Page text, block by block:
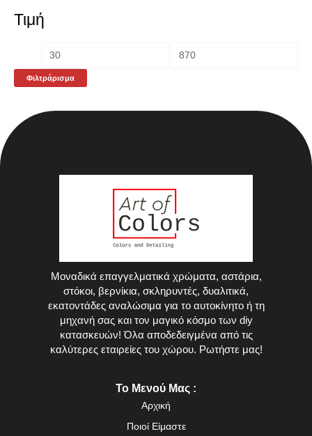
Τιμή
Φιλτράρισμα
Μοναδικά επαγγελματικά χρώματα, αστάρια,
στόκοι, βερνίκια, σκληρυντές, δυαλιτικά,
εκατοντάδες αναλώσιμα για το αυτοκίνητο ή τη
μηχανή σας και τον μαγικό κόσμο των diy
κατασκευών! Όλα αποδεδειγμένα από τις
καλύτερες εταιρείες του χώρου. Ρωτήστε μας!
Το Μενού Μας :
Αρχική
Ποιοί Είμαστε